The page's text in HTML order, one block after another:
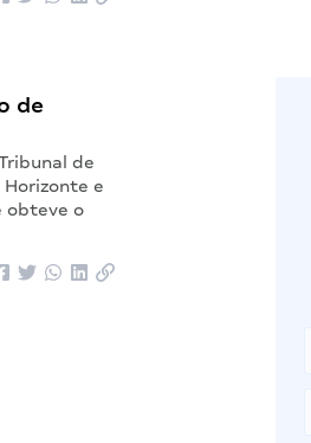
de
de
Horizonte e
obteve o